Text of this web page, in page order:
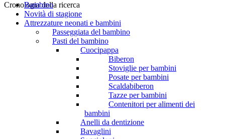
Cronologia della ricerca
Bambino
Novità di stagione
Attrezzature neonati e bambini
Passeggiata del bambino
Pasti del bambino
Cuocipappa
Biberon
Stoviglie per bambini
Posate per bambini
Scaldabiberon
Tazze per bambini
Contenitori per alimenti dei
bambini
Anelli da dentizione
Bavaglini